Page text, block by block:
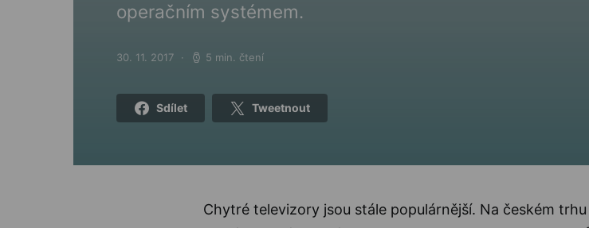
operačním systémem.
Posted on
30. 11. 2017 5 min. čtení
Sdílet Tweetnout
Chytré televizory jsou stále populárnější. Na českém